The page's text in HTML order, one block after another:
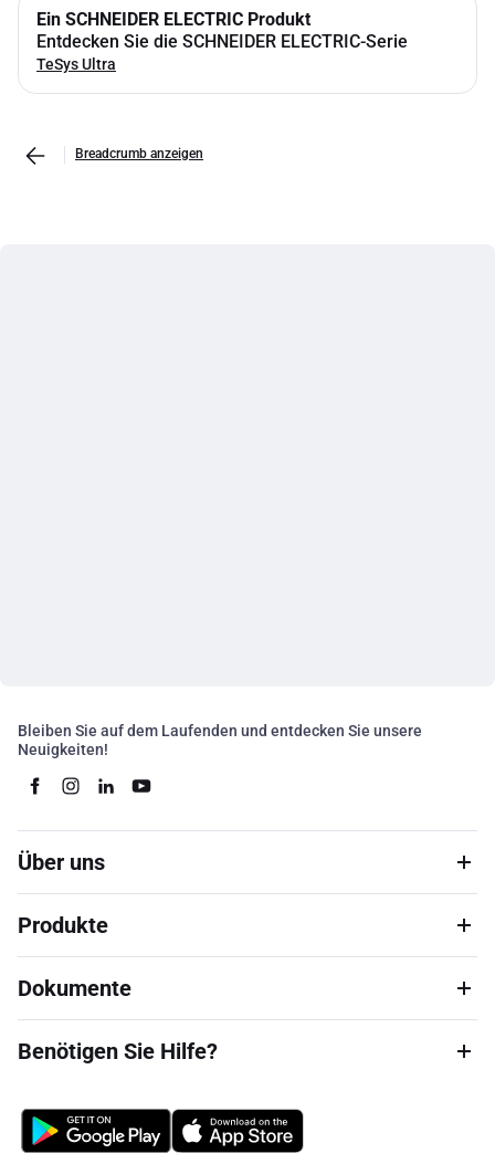
Ein SCHNEIDER ELECTRIC Produkt
Entdecken Sie die SCHNEIDER ELECTRIC-Serie
TeSys Ultra
Breadcrumb anzeigen
Bleiben Sie auf dem Laufenden und entdecken Sie unsere
Neuigkeiten!
Über uns
Produkte
Dokumente
Benötigen Sie Hilfe?